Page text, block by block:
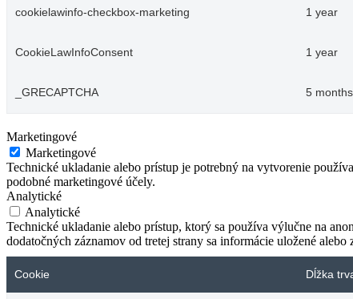
cookielawinfo-checkbox-marketing 1 year
CookieLawInfoConsent 1 year
_GRECAPTCHA 5
Marketingové
Marketingové
Technické ukladanie alebo prístup je potrebný na vytvorenie
podobné marketingové účely.
Analytické
Analytické
Technické ukladanie alebo prístup, ktorý sa používa výlučne na
dodatočných záznamov od tretej strany sa informácie uložené
Cookie Dĺžka